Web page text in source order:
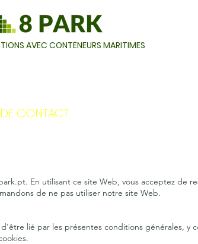
AVEC CONTENEURS MARITIMES
CONTACT
. En utilisant ce site Web, vous acceptez de
de ne pas utiliser notre site Web.
lié par les présentes conditions générales, y